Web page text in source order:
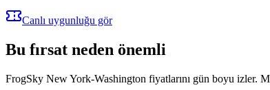
Canlı uygunluğu gör
Bu fırsat neden önemli
FrogSky New York-Washington fiyatlarını gün boyu izler.